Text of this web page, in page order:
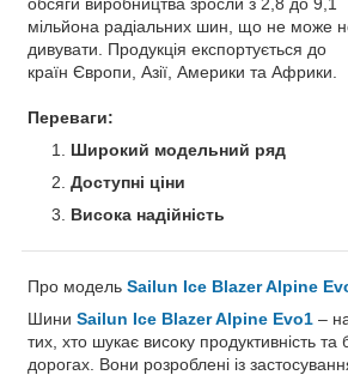
мільйона радіальних шин, що не може
дивувати. Продукція експортується до
країн Європи, Азії, Америки та Африки.
Переваги:
Широкий модельний ряд
Доступні ціни
Висока надійність
Про модель Sailun Ice Blazer Alpine
Шини Sailun Ice Blazer Alpine Evo1 –
тих, хто шукає високу продуктивність
дорогах. Вони розроблені із